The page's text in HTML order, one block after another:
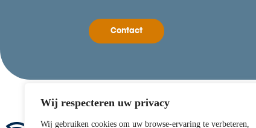
Wij respecteren uw privacy
Wij gebruiken cookies om uw browse-ervaring te verbeteren,
Contact